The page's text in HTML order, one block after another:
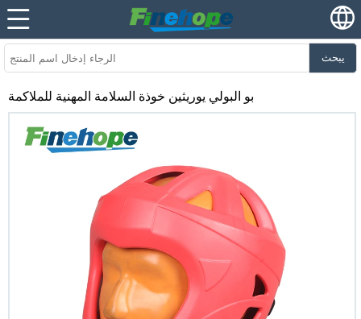
يبحث
بو البولي يوريثين خوذة السلامة المهنية للملاكمة